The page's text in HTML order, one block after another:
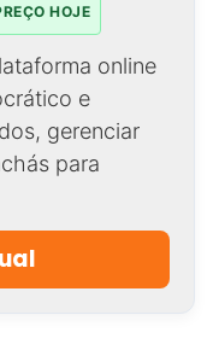
HOJE
online
e
gerenciar
para